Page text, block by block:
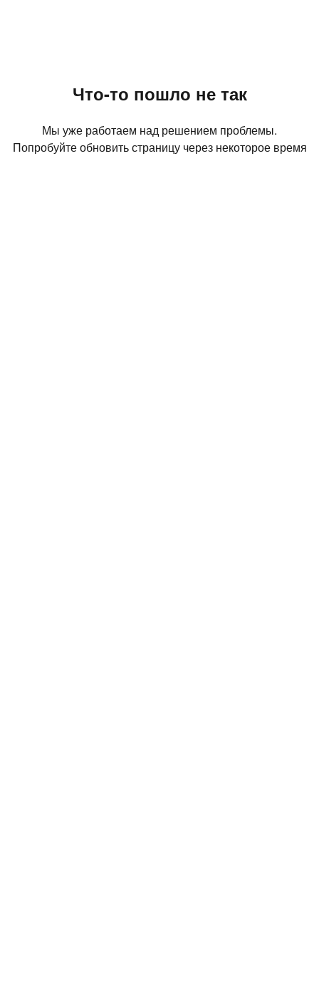
Что-то пошло не так
Мы уже работаем над решением проблемы.
Попробуйте обновить страницу через некоторое время